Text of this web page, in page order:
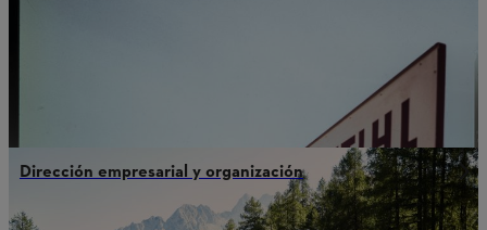
Dirección empresarial y organización